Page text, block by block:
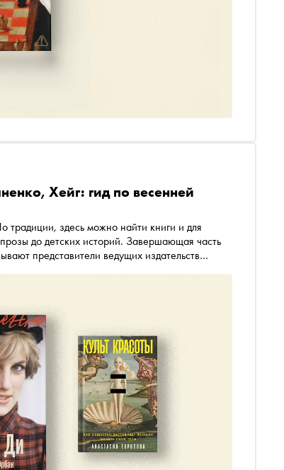
Хейг: гид по весенней
здесь можно найти книги и для
до детских историй. Завершающая часть
представители ведущих издательств